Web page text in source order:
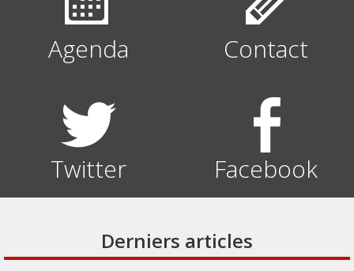
Agenda Contact
Twitter Facebook
Derniers articles